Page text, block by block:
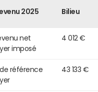
2025 Bilieu
net
imposé
4 012 €
référence
43 133 €